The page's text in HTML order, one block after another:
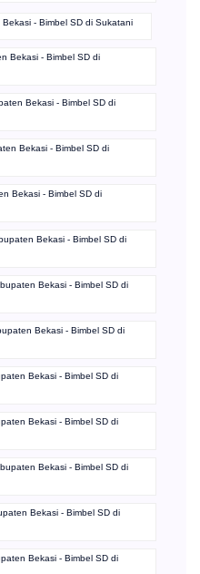
- Bimbel SD di Sukatani
Bekasi - Bimbel SD di
Bekasi - Bimbel SD di
Bekasi - Bimbel SD di
Bekasi - Bimbel SD di
Bekasi - Bimbel SD di
Bekasi - Bimbel SD di
Bekasi - Bimbel SD di
Bekasi - Bimbel SD di
Bekasi - Bimbel SD di
Bekasi - Bimbel SD di
Bekasi - Bimbel SD di
Bekasi - Bimbel SD di